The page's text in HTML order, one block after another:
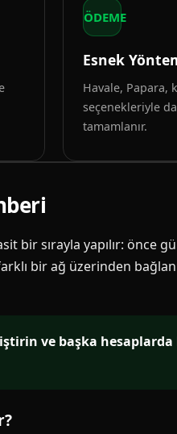
ÖDEME
Esnek
Havale, Papara,
seçenekleriyle
tamamlanır.
bir sırayla yapılır: önce
bir ağ üzerinden
ve başka hesaplarda